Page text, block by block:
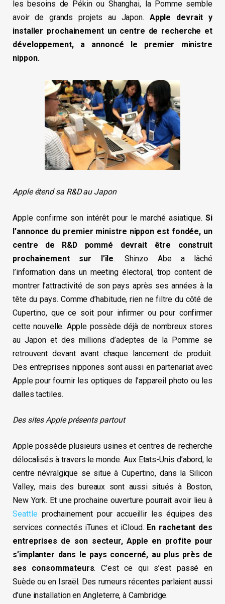
les besoins de Pékin ou Shanghai, la Pomme semble
avoir de grands projets au Japon. Apple devrait y
installer prochainement un centre de recherche et
développement, a annoncé le premier ministre
nippon.
Apple étend sa R&D au Japon
Apple confirme son intérêt pour le marché asiatique.Si
l’annonce du premier ministre nippon est fondée, un
centre de R&D pommé devrait être construit
prochainement sur l’île. Shinzo Abe a lâché
l’information dans un meeting électoral, trop content de
montrer l’attractivité de son pays après ses années à la
tête du pays. Comme d’habitude, rien ne filtre du côté de
Cupertino, que ce soit pour infirmer ou pour confirmer
cette nouvelle. Apple possède déjà de nombreux stores
au Japon et des millions d’adeptes de la Pomme se
retrouvent devant avant chaque lancement de produit.
Des entreprises nippones sont aussi en partenariat avec
Apple pour fournir les optiques de l’appareil photo ou les
dalles tactiles.
Des sites Apple présents partout
Apple possède plusieurs usines et centres de recherche
délocalisés à travers le monde. Aux Etats-Unis d’abord, le
centre névralgique se situe à Cupertino, dans la Silicon
Valley, mais des bureaux sont aussi situés à Boston,
New York. Et une prochaine ouverture pourrait avoir lieu à
Seattle prochainement pour accueillir les équipes des
services connectés iTunes et iCloud. En rachetant des
entreprises de son secteur, Apple en profite pour
s’implanter dans le pays concerné, au plus près de
ses consommateurs. C’est ce qui s’est passé en
Suède ou en Israël. Des rumeurs récentes parlaient aussi
d’une installation en Angleterre, à Cambridge.